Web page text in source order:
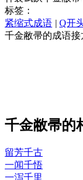
标签：
紧缩式成语 | Q开
千金敝帚的成语接
千金敝帚的
留芳千古
一闻千悟
一泻千里